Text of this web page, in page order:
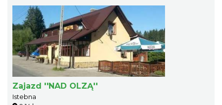
Zajazd ''NAD OLZĄ''
Istebna